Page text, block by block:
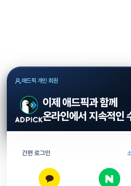
애드픽 개인 회원
이제 애드픽과 함께
온라인에서 지속적인
간편 로그인